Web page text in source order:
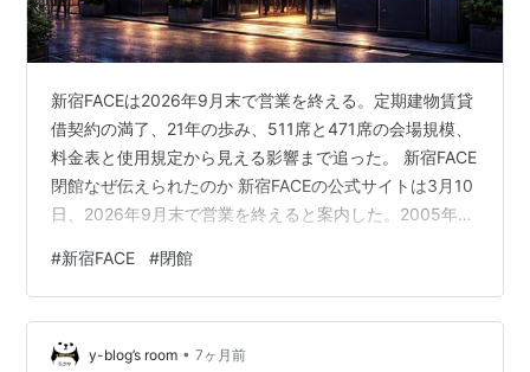
新宿FACEは2026年9月末で営業を終える。定期建物賃貸
借契約の満了、21年の歩み、511席と471席の会場規模、
料金表と使用規定から見える影響まで追った。 新宿FACE
閉館なぜ伝えられたのか 新宿FACEの公式サイトは3月10
日、2026年9月末で営業を終えると案内した。2005年に
受け止めながら、新宿・歌舞伎町で21年続いてきた。今
回伝えられた閉館理由は、定期建物賃貸借契約の満了
だ。 閉館の知らせそのものは短い。けれども、会場の数
字や使用条件まで追うと、この出来事が単なる営業終了
#新宿FACE #閉館
y-blog’s room • 7ヶ月前